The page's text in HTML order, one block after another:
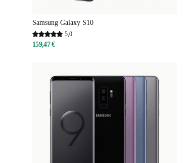
Samsung Galaxy S10
5,0
159,47 €